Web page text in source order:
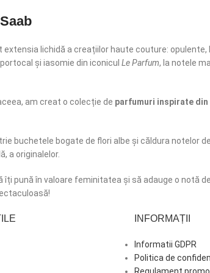
lichidă a creațiilor haute couture:
și iasomie din iconicul Le Parfum, la notele
am creat o colecție de parfumuri inspirate din
buchetele bogate de flori albe și căldura notelor
a originalelor.
îți pună în valoare feminitatea și să adauge o notă
INFORMAȚII
Informatii GDPR
Politica de
Regulament